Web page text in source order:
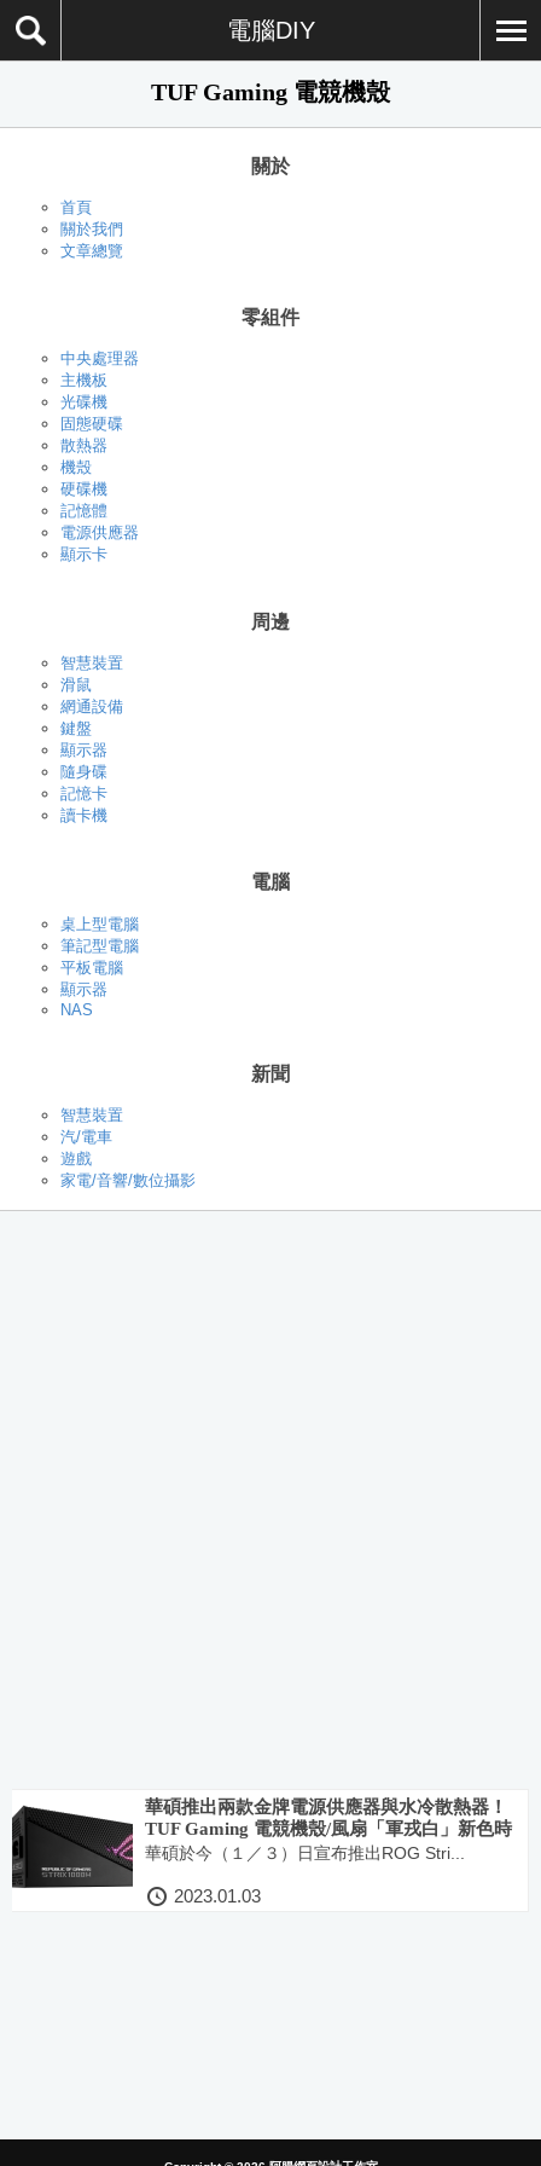
電腦DIY
TUF Gaming 電競機殼
關於
首頁
關於我們
文章總覽
零組件
中央處理器
主機板
光碟機
固態硬碟
散熱器
機殼
硬碟機
記憶體
電源供應器
顯示卡
周邊
智慧裝置
滑鼠
網通設備
鍵盤
顯示器
隨身碟
記憶卡
讀卡機
電腦
桌上型電腦
筆記型電腦
平板電腦
顯示器
NAS
新聞
智慧裝置
汽/電車
遊戲
家電/音響/數位攝影
華碩推出兩款金牌電源供應器與水冷散熱器！
TUF Gaming 電競機殼/風扇「軍戎白」新色時
尚登場
華碩於今（１／３）日宣布推出ROG Stri...
2023.01.03